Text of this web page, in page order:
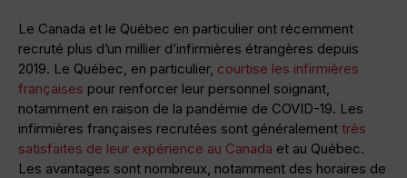
Le Canada et le Québec en particulier ont récemment
recruté plus d’un millier d’infirmières étrangères depuis
2019. Le Québec, en particulier, courtise les infirmières
françaises pour renforcer leur personnel soignant,
notamment en raison de la pandémie de COVID-19. Les
infirmières françaises recrutées sont généralement très
satisfaites de leur expérience au Canada et au Québec.
Les avantages sont nombreux, notamment des horaires de